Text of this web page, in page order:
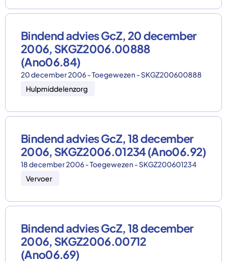
Bindend advies GcZ, 20 december
2006, SKGZ2006.00888
(Ano06.84)
20 december 2006 - Toegewezen - SKGZ200600888
Hulpmiddelenzorg
Bindend advies GcZ, 18 december
2006, SKGZ2006.01234 (Ano06.92)
18 december 2006 - Toegewezen - SKGZ200601234
Vervoer
Bindend advies GcZ, 18 december
2006, SKGZ2006.00712
(Ano06.69)